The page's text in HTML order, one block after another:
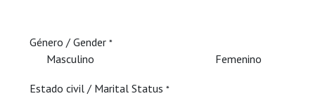
Género / Gender *
Masculino Femenino
Estado civil / Marital Status *